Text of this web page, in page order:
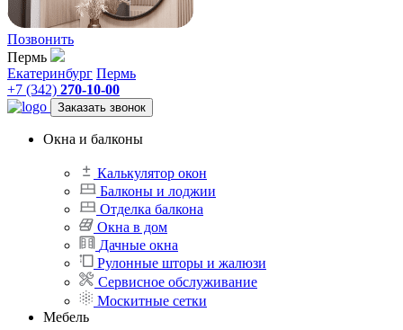
Позвонить
Пермь
Екатеринбург Пермь
+7 (342) 270-10-00
Заказать звонок
Окна и балконы
Калькулятор окон
Балконы и лоджии
Отделка балкона
Окна в дом
Дачные окна
Рулонные шторы и жалюзи
Сервисное обслуживание
Москитные сетки
Мебель